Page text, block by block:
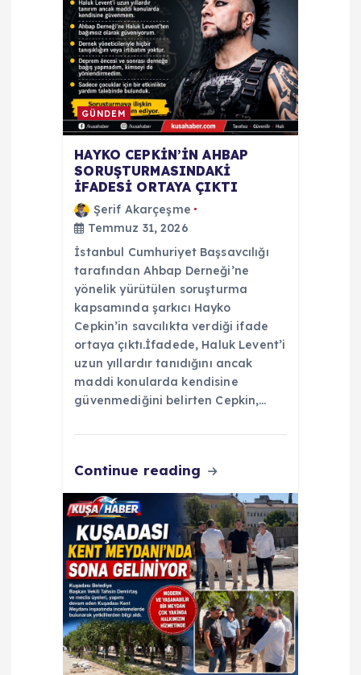
GÜNDEM
HAYKO CEPKİN’İN AHBAP
SORUŞTURMASINDAKİ
İFADESİ ORTAYA ÇIKTI
Şerif Akarçeşme
Temmuz 31, 2026
İstanbul Cumhuriyet Başsavcılığı
tarafından Ahbap Derneği’ne
yönelik yürütülen soruşturma
kapsamında şarkıcı Hayko
Cepkin’in savcılıkta verdiği ifade
ortaya çıktı.İfadede, Haluk Levent’i
uzun yıllardır tanıdığını ancak
maddi konularda kendisine
güvenmediğini belirten Cepkin,…
Continue reading